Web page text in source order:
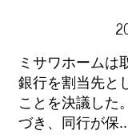
ミサワホームは
銀行を割当先と
ことを決議した
づき、同行が保